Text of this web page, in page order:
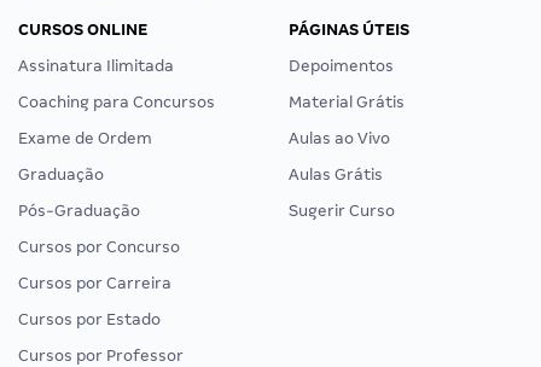
CURSOS ONLINE
Assinatura Ilimitada
Coaching para Concursos
Exame de Ordem
Graduação
Pós-Graduação
Cursos por Concurso
Cursos por Carreira
Cursos por Estado
Cursos por Professor
PÁGINAS ÚTEIS
Depoimentos
Material Grátis
Aulas ao Vivo
Aulas Grátis
Sugerir Curso